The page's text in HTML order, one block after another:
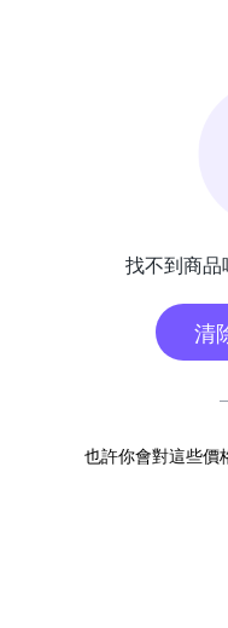
找不到商品
清
也許你會對這些價